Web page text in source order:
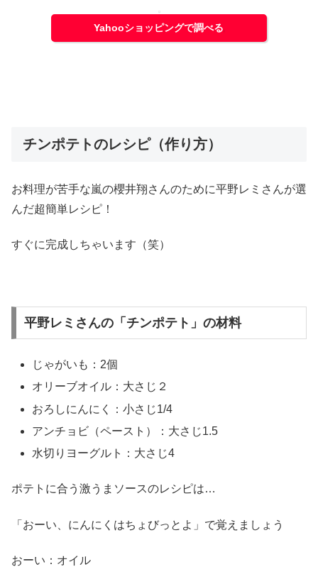
Yahooショッピングで調べる
チンポテトのレシピ（作り方）
お料理が苦手な嵐の櫻井翔さんのために平野レミさんが選
んだ超簡単レシピ！
すぐに完成しちゃいます（笑）
平野レミさんの「チンポテト」の材料
じゃがいも：2個
オリーブオイル：大さじ２
おろしにんにく：小さじ1/4
アンチョビ（ペースト）：大さじ1.5
水切りヨーグルト：大さじ4
ポテトに合う激うまソースのレシピは…
「おーい、にんにくはちょびっとよ」で覚えましょう
おーい：オイル